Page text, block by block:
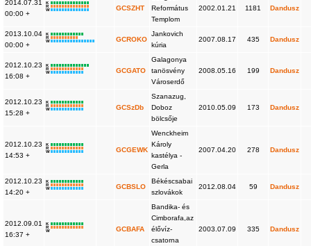
2014.07.31
00:00 +
K
R
W
GCSZHT
Református
Templom
2002.01.21 1181 Dandusz
2013.10.04
00:00 +
K
R
W
GCROKO
Jankovich
kúria
2007.08.17 435 Dandusz
2012.10.23
16:08 +
K
R
W
GCGATO
Galagonya
tanösvény
Városerdő
2008.05.16 199 Dandusz
2012.10.23
15:28 +
K
R
W
GCSzDb
Szanazug,
Doboz
bölcsője
2010.05.09 173 Dandusz
2012.10.23
14:53 +
K
R
W
GCGEWK
Wenckheim
Károly
kastélya -
Gerla
2007.04.20 278 Dandusz
2012.10.23
14:20 +
K
R
W
GCBSLO
Békéscsabai
szlovákok
2012.08.04 59 Dandusz
2012.09.01
16:37 +
K
R
W
GCBAFA
Bandika- és
Cimborafa,az
élővíz-
csatorna
2003.07.09 335 Dandusz